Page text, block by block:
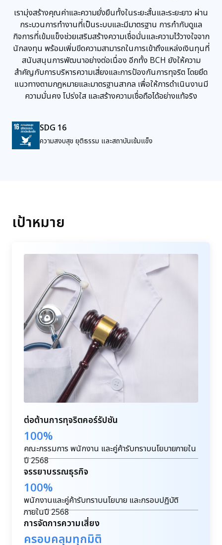
เรามุ่งสร้างคุณค่าและความยั่งยืนทั้งในระยะสั้นและระยะยาว ผ่าน
กระบวนการทำงานที่เป็นระบบและมีมาตรฐาน การกำกับดูแล
กิจการที่เข้มแข็งช่วยเสริมสร้างความเชื่อมั่นและความไว้วางใจจาก
นักลงทุน พร้อมเพิ่มขีดความสามารถในการเข้าถึงแหล่งเงินทุนที่
สนับสนุนการพัฒนาอย่างต่อเนื่อง อีกทั้ง BCH ยังให้ความ
สำคัญกับการบริหารความเสี่ยงและการป้องกันการทุจริต โดยยึด
แนวทางตามกฎหมายและมาตรฐานสากล เพื่อให้การดำเนินงานมี
ความมั่นคง โปร่งใส และสร้างความเชื่อถือได้อย่างแท้จริง
SDG 16
ความสงบสุข ยุติธรรม และสถาบันเข้มแข็ง
เป้าหมาย
ต่อต้านการทุจริตคอร์รัปชัน
100%
คณะกรรมการ พนักงาน และคู่ค้ารับทราบนโยบายภายใน
ปี 2568
จรรยาบรรณธุรกิจ
100%
พนักงานและคู่ค้ารับทราบนโยบาย และกรอบปฏิบัติ
ภายในปี 2568
การจัดการความเสี่ยง
ครอบคลุมทุกมิติ